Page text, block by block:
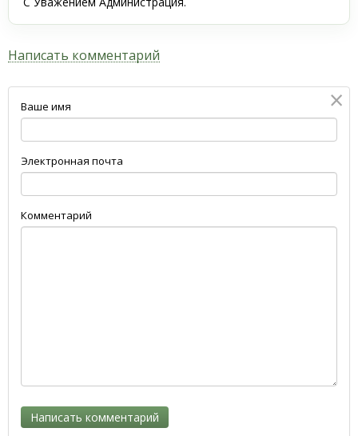
Написать комментарий
×
Ваше имя
Электронная почта
Комментарий